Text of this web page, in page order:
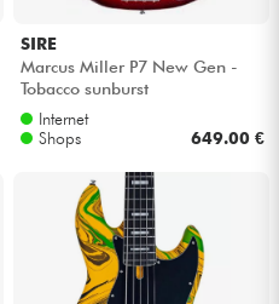
SIRE
Marcus Miller P7 New Gen -
Tobacco sunburst
Internet
Shops
649.00 €